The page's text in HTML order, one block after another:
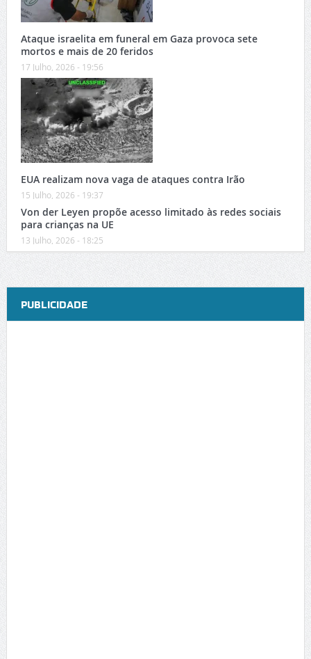
Ataque israelita em funeral em Gaza provoca sete
mortos e mais de 20 feridos
17 Julho, 2026 - 19:56
EUA realizam nova vaga de ataques contra Irão
15 Julho, 2026 - 19:37
Von der Leyen propõe acesso limitado às redes sociais
para crianças na UE
13 Julho, 2026 - 18:25
PUBLICIDADE